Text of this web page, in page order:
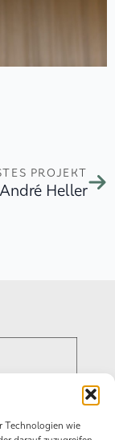
Technologien wie
PROJEKT
André Heller